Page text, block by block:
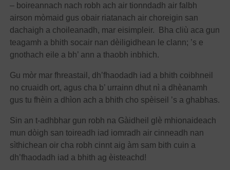
– boireannach nach robh ach air tionndadh air falbh
airson mòmaid gus obair riatanach air choreigin san
dachaigh a choileanadh, mar eisimpleir. Bha cliù aca gun
teagamh a bhith socair nan dèiligidhean le clann; ’s e
gnothach eile a bh’ ann a thaobh inbhich.
Gu mòr mar fhreastail, dh’fhaodadh iad a bhith coibhneil
no cruaidh ort, agus cha b’ urrainn dhut nì a dhèanamh
gus tu fhèin a dhìon ach a bhith cho spèiseil ’s a ghabhas.
Sin an t-adhbhar gun robh na Gàidheil glè mhionaideach
mun dòigh san toireadh iad iomradh air cinneadh nan
sìthichean oir cha robh cinnt aig àm sam bith cuin a
dh’fhaodadh iad a bhith ag èisteachd!